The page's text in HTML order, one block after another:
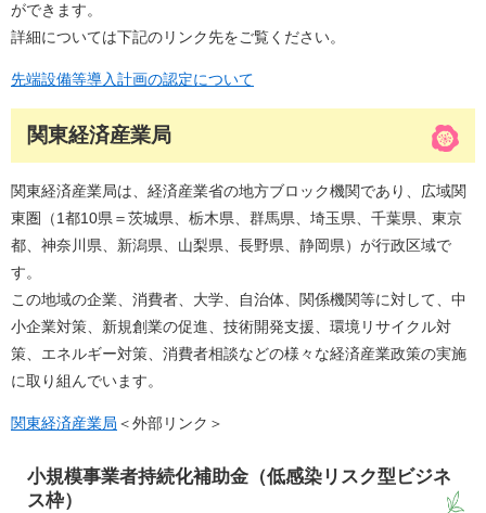
ができます。
詳細については下記のリンク先をご覧ください。
先端設備等導入計画の認定について
関東経済産業局
関東経済産業局は、経済産業省の地方ブロック機関であり、広域関
東圏（1都10県＝茨城県、栃木県、群馬県、埼玉県、千葉県、東京
都、神奈川県、新潟県、山梨県、長野県、静岡県）が行政区域で
す。
この地域の企業、消費者、大学、自治体、関係機関等に対して、中
小企業対策、新規創業の促進、技術開発支援、環境リサイクル対
策、エネルギー対策、消費者相談などの様々な経済産業政策の実施
に取り組んでいます。
関東経済産業局 ＜外部リンク＞
小規模事業者持続化補助金（低感染リスク型ビジネ
ス枠）